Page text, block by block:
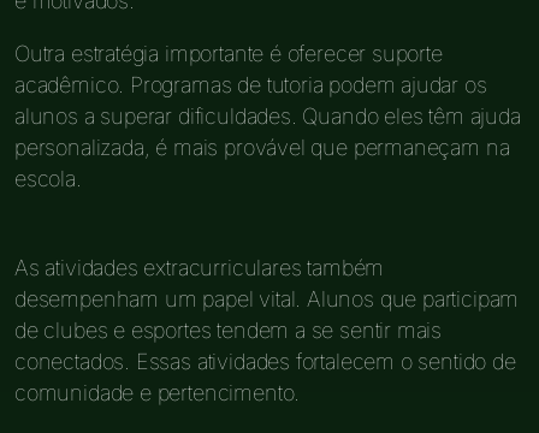
Outra estratégia importante é oferecer suporte
acadêmico. Programas de tutoria podem ajudar os
alunos a superar dificuldades. Quando eles têm ajuda
personalizada, é mais provável que permaneçam na
escola.
As atividades extracurriculares também
desempenham um papel vital. Alunos que participam
de clubes e esportes tendem a se sentir mais
conectados. Essas atividades fortalecem o sentido de
comunidade e pertencimento.